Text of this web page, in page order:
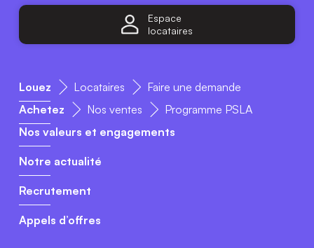
Espace
locataires
Louez Locataires
Faire une demande
Achetez
Nos ventes
Programme PSLA
Nos valeurs et engagements
Notre actualité
Recrutement
Appels d’offres